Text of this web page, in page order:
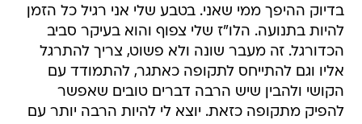
בדיוק ההיפך ממי שאני. בטבע שלי אני רגיל כל הזמן
להיות בתנועה. הלו"ז שלי צפוף והוא בעיקר סביב
הכדורגל. זה מעבר שונה ולא פשוט, צריך להתרגל
אליו וגם להתייחס לתקופה כאתגר, להתמודד עם
הקושי ולהבין שיש הרבה דברים טובים שאפשר
להפיק מתקופה כזאת. יוצא לי להיות הרבה יותר עם